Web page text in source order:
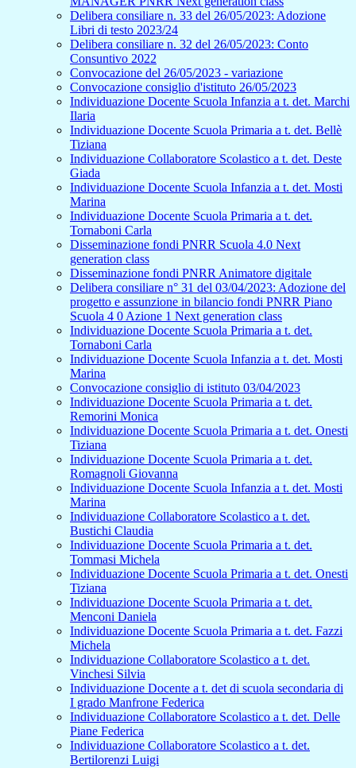
Delibera consiliare n. 33 del 26/05/2023: Adozione
Libri di testo 2023/24
Delibera consiliare n. 32 del 26/05/2023: Conto
Consuntivo 2022
Convocazione del 26/05/2023 - variazione
Convocazione consiglio d'istituto 26/05/2023
Individuazione Docente Scuola Infanzia a t. det. Marchi
Ilaria
Individuazione Docente Scuola Primaria a t. det. Bellè
Tiziana
Individuazione Collaboratore Scolastico a t. det. Deste
Giada
Individuazione Docente Scuola Infanzia a t. det. Mosti
Marina
Individuazione Docente Scuola Primaria a t. det.
Tornaboni Carla
Disseminazione fondi PNRR Scuola 4.0 Next
generation class
Disseminazione fondi PNRR Animatore digitale
Delibera consiliare n° 31 del 03/04/2023: Adozione del
progetto e assunzione in bilancio fondi PNRR Piano
Scuola 4 0 Azione 1 Next generation class
Individuazione Docente Scuola Primaria a t. det.
Tornaboni Carla
Individuazione Docente Scuola Infanzia a t. det. Mosti
Marina
Convocazione consiglio di istituto 03/04/2023
Individuazione Docente Scuola Primaria a t. det.
Remorini Monica
Individuazione Docente Scuola Primaria a t. det. Onesti
Tiziana
Individuazione Docente Scuola Primaria a t. det.
Romagnoli Giovanna
Individuazione Docente Scuola Infanzia a t. det. Mosti
Marina
Individuazione Collaboratore Scolastico a t. det.
Bustichi Claudia
Individuazione Docente Scuola Primaria a t. det.
Tommasi Michela
Individuazione Docente Scuola Primaria a t. det. Onesti
Tiziana
Individuazione Docente Scuola Primaria a t. det.
Menconi Daniela
Individuazione Docente Scuola Primaria a t. det. Fazzi
Michela
Individuazione Collaboratore Scolastico a t. det.
Vinchesi Silvia
Individuazione Docente a t. det di scuola secondaria di
I grado Manfrone Federica
Individuazione Collaboratore Scolastico a t. det. Delle
Piane Federica
Individuazione Collaboratore Scolastico a t. det.
Bertilorenzi Luigi